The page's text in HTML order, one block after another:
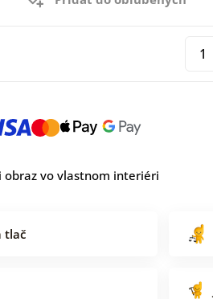
obraz vo vlastnom interiéri
tlač